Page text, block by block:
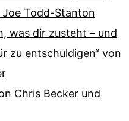
Joe Todd-Stanton
was dir zusteht – und
zu entschuldigen“ von
Chris Becker und